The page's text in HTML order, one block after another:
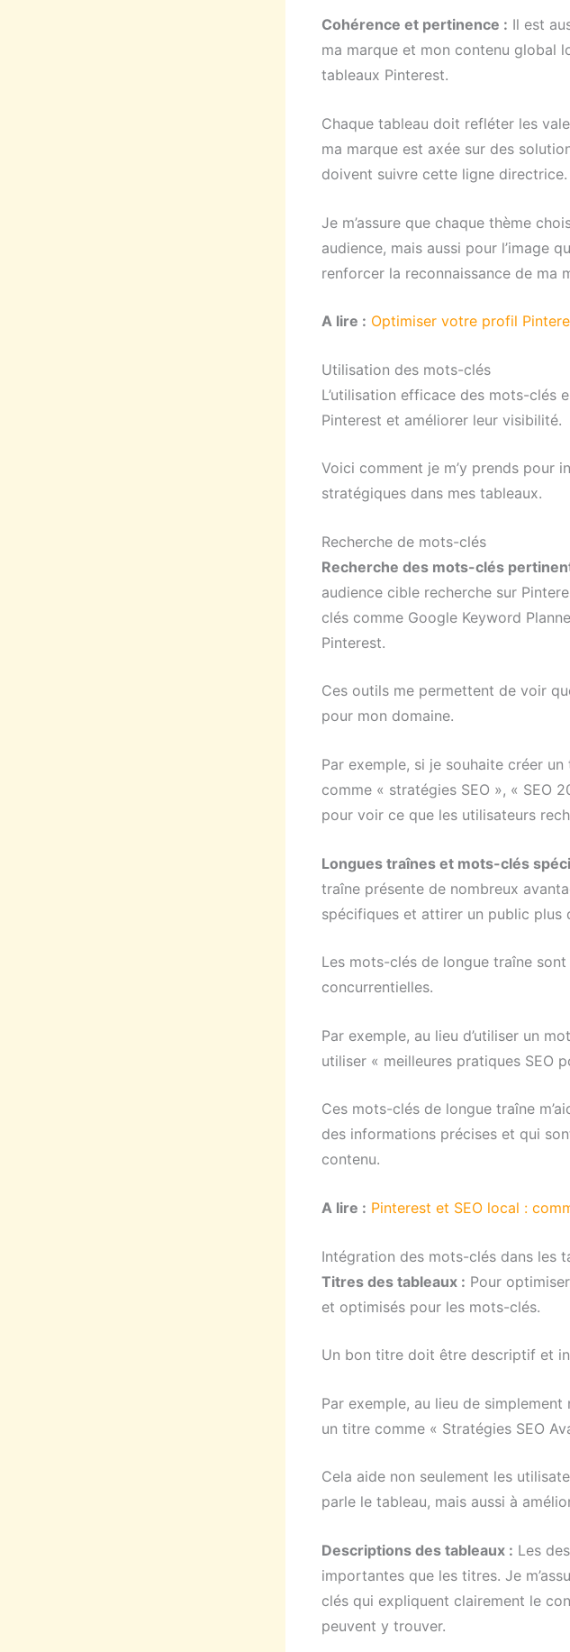
Cohérence et pertinence : Il est
ma marque et mon contenu global
tableaux Pinterest.
Chaque tableau doit refléter les
ma marque est axée sur des
doivent suivre cette ligne directrice.
Je m’assure que chaque thème
audience, mais aussi pour l’image
renforcer la reconnaissance de ma
A lire : Optimiser votre profil
Utilisation des mots-clés
L’utilisation efficace des mots-clés
Pinterest et améliorer leur visibilité.
Voici comment je m’y prends pour
stratégiques dans mes tableaux.
Recherche de mots-clés
Recherche des mots-clés
audience cible recherche sur
clés comme Google Keyword
Pinterest.
Ces outils me permettent de voir
pour mon domaine.
Par exemple, si je souhaite créer
comme « stratégies SEO », « SEO
pour voir ce que les utilisateurs
Longues traînes et mots-clés
traîne présente de nombreux
spécifiques et attirer un public plus
Les mots-clés de longue traîne
concurrentielles.
Par exemple, au lieu d’utiliser un
utiliser « meilleures pratiques SEO
Ces mots-clés de longue traîne
des informations précises et qui
contenu.
A lire : Pinterest et SEO local :
Intégration des mots-clés dans les
Titres des tableaux : Pour
et optimisés pour les mots-clés.
Un bon titre doit être descriptif et
Par exemple, au lieu de
un titre comme « Stratégies SEO
Cela aide non seulement les
parle le tableau, mais aussi à
Descriptions des tableaux : Les
importantes que les titres. Je
clés qui expliquent clairement le
peuvent y trouver.